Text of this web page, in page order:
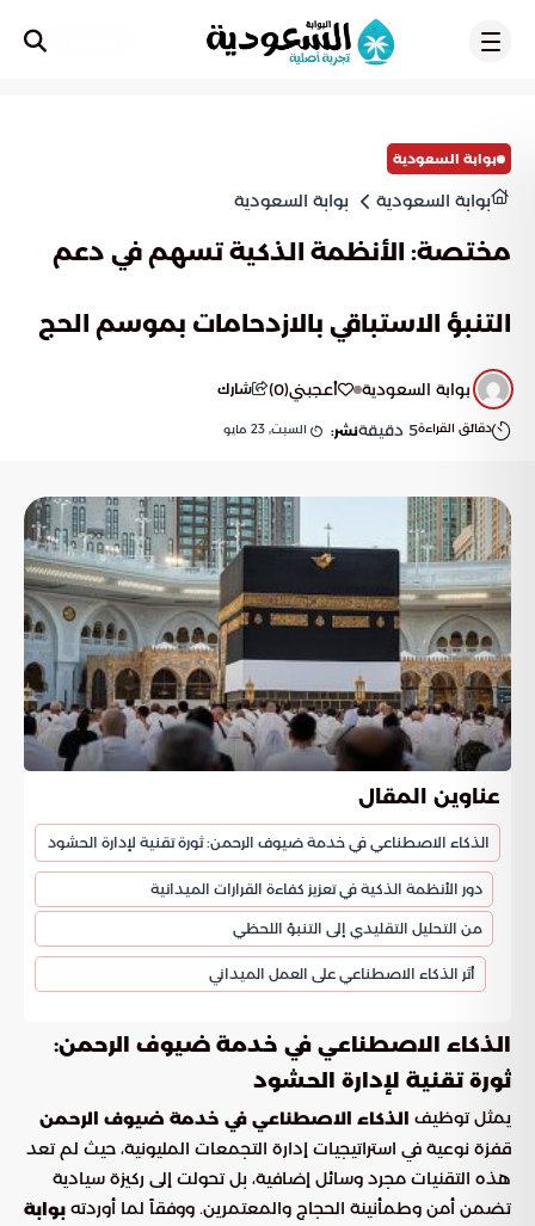
بوابة السعودية
بوابة السعودية بوابة السعودية
مختصة: الأنظمة الذكية تسهم في دعم
التنبؤ الاستباقي بالازدحامات بموسم الحج
بوابة السعودية أعجبني(
0
) شارك
دقائق القراءة5 دقيقةنشر: السبت, 23 مايو
عناوين المقال
الذكاء الاصطناعي في خدمة ضيوف الرحمن: ثورة تقنية لإدارة الحشود
دور الأنظمة الذكية في تعزيز كفاءة القرارات الميدانية
من التحليل التقليدي إلى التنبؤ اللحظي
أثر الذكاء الاصطناعي على العمل الميداني
الذكاء الاصطناعي في خدمة ضيوف الرحمن:
ثورة تقنية لإدارة الحشود
يمثل توظيف الذكاء الاصطناعي في خدمة ضيوف الرحمن
قفزة نوعية في استراتيجيات إدارة التجمعات المليونية، حيث لم تعد
هذه التقنيات مجرد وسائل إضافية، بل تحولت إلى ركيزة سيادية
تضمن أمن وطمأنينة الحجاج والمعتمرين. ووفقاً لما أوردته بوابة